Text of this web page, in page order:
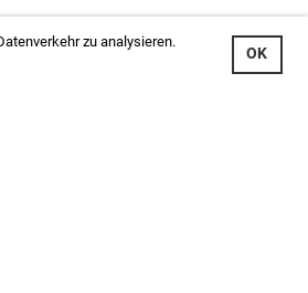
zu analysieren.
OK